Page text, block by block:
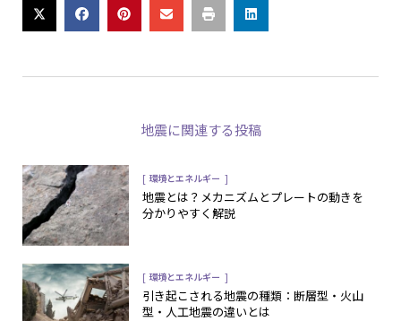
地震に関連する投稿
[ 環境とエネルギー ]
地震とは？メカニズムとプレートの動きを
分かりやすく解説
[ 環境とエネルギー ]
引き起こされる地震の種類：断層型・火山
型・人工地震の違いとは